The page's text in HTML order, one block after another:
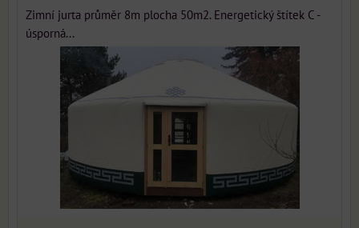
Zimní jurta průměr 8m plocha 50m2. Energetický štítek C -
úsporná...